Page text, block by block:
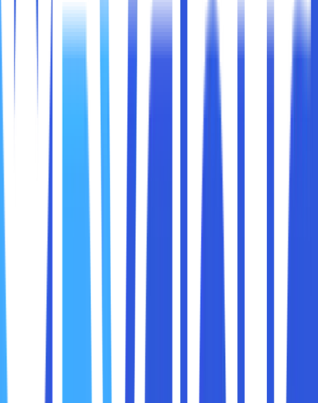
Banyak perusahaan baru menyadari pentingnya keamanan
jaringan setelah mengalami insiden: data bocor, sistem